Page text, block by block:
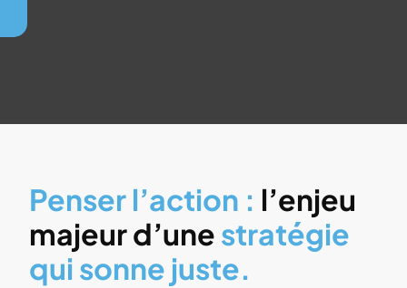
Penser l’action : l’enjeu
majeur d’une stratégie
qui sonne juste.